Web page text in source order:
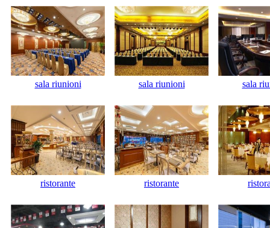
sala riunioni sala riunioni sala
ristorante ristorante